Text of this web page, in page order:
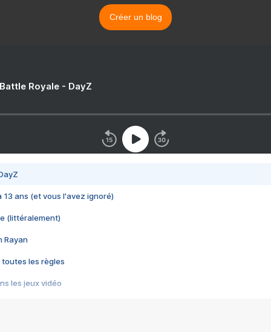
Créer un blog
Royale - DayZ
13 ans (et vous l'avez ignoré)
(littéralement)
Rayan
toutes les règles
les jeux vidéo